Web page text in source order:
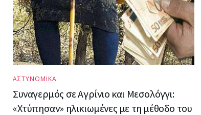
ΑΣΤΥΝΟΜΙΚΑ
Συναγερμός σε Αγρίνιο και Μεσολόγγι:
«Χτύπησαν» ηλικιωμένες με τη μέθοδο του